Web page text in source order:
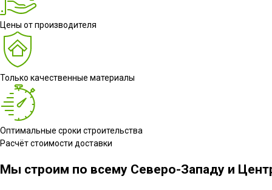
Цены от производителя
Только качественные материалы
Оптимальные сроки строительства
Расчёт стоимости доставки
Мы строим по всему Северо-Западу и